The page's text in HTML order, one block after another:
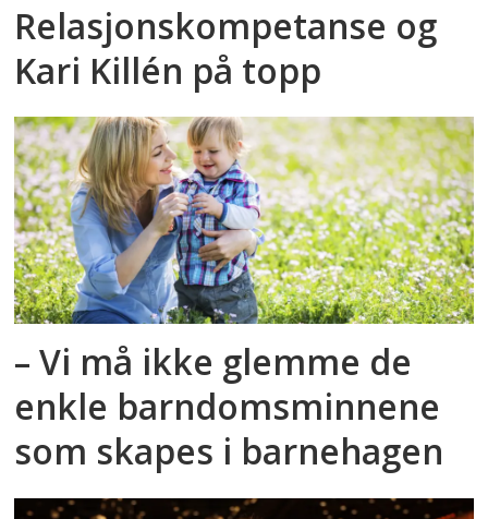
Relasjonskompetanse og
Kari Killén på topp
– Vi må ikke glemme de
enkle barndomsminnene
som skapes i barnehagen